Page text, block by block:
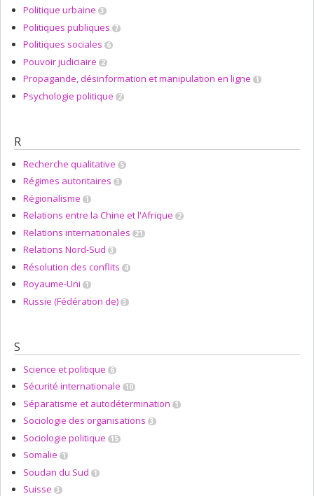
Politique urbaine 3
Politiques publiques 7
Politiques sociales 6
Pouvoir judiciaire 2
Propagande, désinformation et manipulation en ligne 1
Psychologie politique 2
R
Recherche qualitative 5
Régimes autoritaires 3
Régionalisme 1
Relations entre la Chine et l'Afrique 2
Relations internationales 21
Relations Nord-Sud 3
Résolution des conflits 4
Royaume-Uni 1
Russie (Fédération de) 3
S
Science et politique 6
Sécurité internationale 10
Séparatisme et autodétermination 1
Sociologie des organisations 3
Sociologie politique 15
Somalie 1
Soudan du Sud 1
Suisse 3